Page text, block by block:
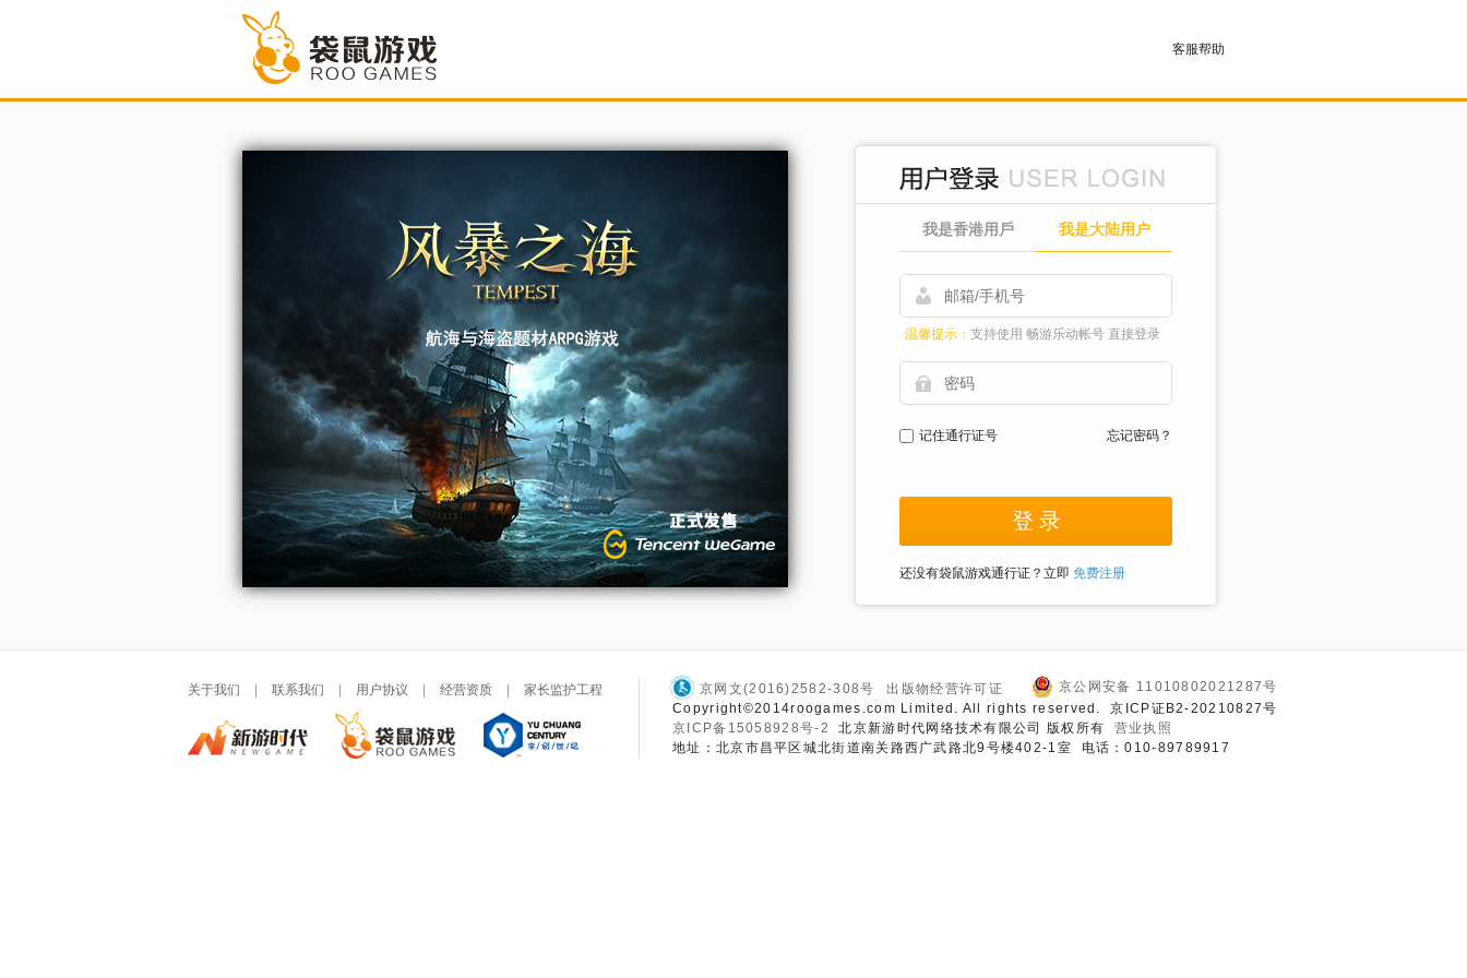
客服帮助
我是香港用戶 我是大陆用户
温馨提示： 支持使用 畅游乐动帐号 直接登录
记住通行证号 忘记密码？
登 录
还没有袋鼠游戏通行证？立即 免费注册
关于我们 联系我们 用户协议 经营资质 家长监护工程 京网文(2016)2582-308号 出版物经营许可证
京公网安备 11010802021287号
Copyright©2014roogames.com Limited. All rights reserved. 京ICP证B2-20210827号
京ICP备15058928号-2
北京新游时代网络技术有限公司 版权所有 营业执照
地址：北京市昌平区城北街道南关路西广武路北9号楼402-1室 电话：010-89789917